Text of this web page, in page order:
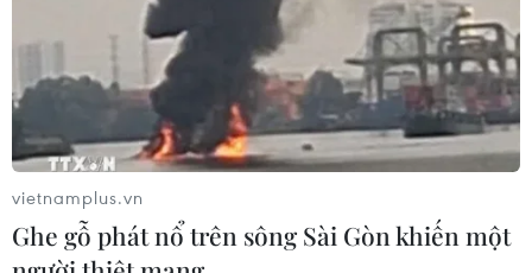
vietnamplus.vn
Ghe gỗ phát nổ trên sông Sài Gòn khiến một